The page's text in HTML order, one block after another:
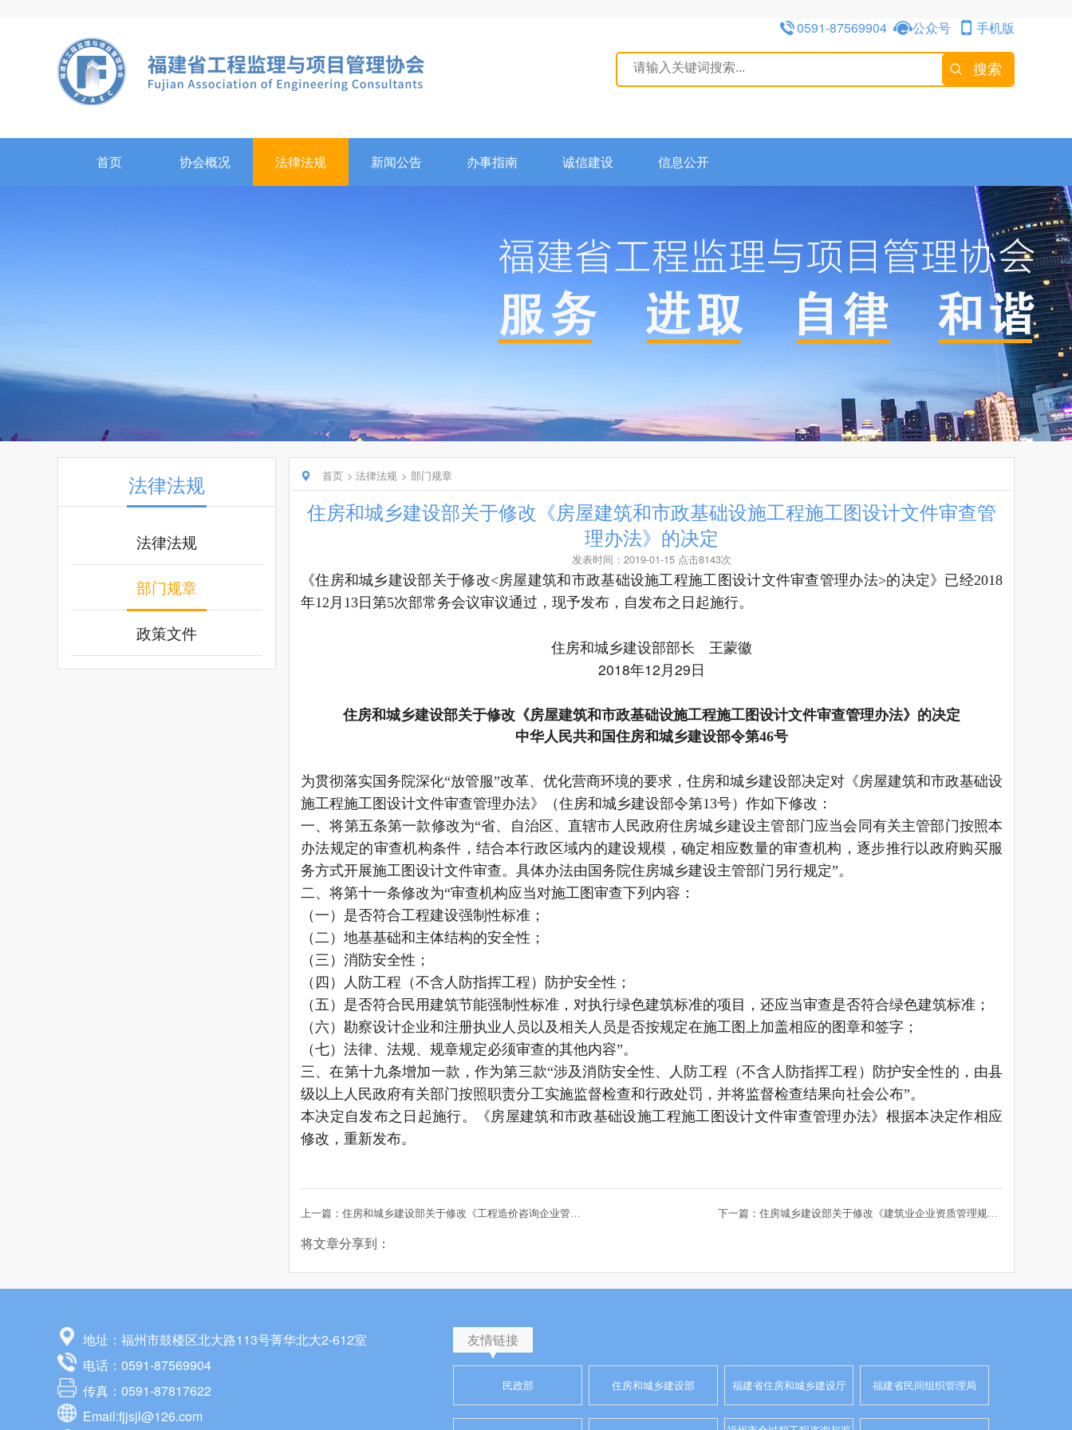
手机版
公众号
0591-87569904
搜索
首页 协会概况 法律法规 新闻公告 办事指南 诚信建设 信息公开
法律法规
法律法规
部门规章
政策文件
首页 法律法规 部门规章
住房和城乡建设部关于修改《房屋建筑和市政基础设施工程施工图设计文件审查管
理办法》的决定
发表时间：2019-01-15 点击8143次
《住房和城乡建设部关于修改<房屋建筑和市政基础设施工程施工图设计文件审查管理办法>的决定》已经2018
年12月13日第5次部常务会议审议通过，现予发布，自发布之日起施行。
住房和城乡建设部部长 王蒙徽
2018年12月29日
住房和城乡建设部关于修改《房屋建筑和市政基础设施工程施工图设计文件审查管理办法》的决定
中华人民共和国住房和城乡建设部令第46号
为贯彻落实国务院深化“放管服”改革、优化营商环境的要求，住房和城乡建设部决定对《房屋建筑和市政基础设
施工程施工图设计文件审查管理办法》（住房和城乡建设部令第13号）作如下修改：
一、将第五条第一款修改为“省、自治区、直辖市人民政府住房城乡建设主管部门应当会同有关主管部门按照本
办法规定的审查机构条件，结合本行政区域内的建设规模，确定相应数量的审查机构，逐步推行以政府购买服
务方式开展施工图设计文件审查。具体办法由国务院住房城乡建设主管部门另行规定”。
二、将第十一条修改为“审查机构应当对施工图审查下列内容：
（一）是否符合工程建设强制性标准；
（二）地基基础和主体结构的安全性；
（三）消防安全性；
（四）人防工程（不含人防指挥工程）防护安全性；
（五）是否符合民用建筑节能强制性标准，对执行绿色建筑标准的项目，还应当审查是否符合绿色建筑标准；
（六）勘察设计企业和注册执业人员以及相关人员是否按规定在施工图上加盖相应的图章和签字；
（七）法律、法规、规章规定必须审查的其他内容”。
三、在第十九条增加一款，作为第三款“涉及消防安全性、人防工程（不含人防指挥工程）防护安全性的，由县
级以上人民政府有关部门按照职责分工实施监督检查和行政处罚，并将监督检查结果向社会公布”。
本决定自发布之日起施行。《房屋建筑和市政基础设施工程施工图设计文件审查管理办法》根据本决定作相应
修改，重新发布。
上一篇：住房和城乡建设部关于修改《工程造价咨询企业管理办法》《注册造价工程师管理办法》的决定 下一篇：住房城乡建设部关于修改《建筑业企业资质管理规定》等部门规章的决定
将文章分享到：
地址：福州市鼓楼区北大路113号菁华北大2-612室
电话：0591-87569904
传真：0591-87817622
Email:fjjsjl@126.com
友情链接
民政部 住房和城乡建设部 福建省住房和城乡建设厅 福建省民间组织管理局